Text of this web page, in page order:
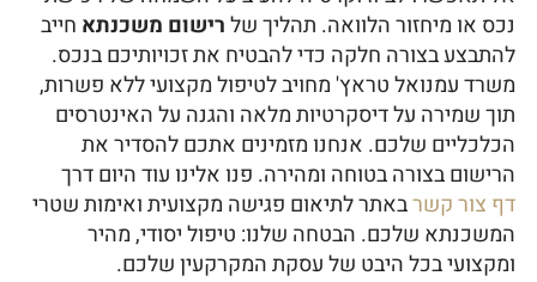
נכס או מיחזור הלוואה. תהליך שלרישום משכנתא חייב
להתבצע בצורה חלקה כדי להבטיח את זכויותיכם בנכס.
משרד עמנואל טראץ' מחויב לטיפול מקצועי ללא פשרות,
תוך שמירה על דיסקרטיות מלאה והגנה על האינטרסים
הכלכליים שלכם. אנחנו מזמינים אתכם להסדיר את
הרישום בצורה בטוחה ומהירה. פנו אלינו עוד היום דרך
דף צור קשרבאתר לתיאום פגישה מקצועית ואימות שטרי
המשכנתא שלכם. הבטחה שלנו: טיפול יסודי, מהיר
ומקצועי בכל היבט של עסקת המקרקעין שלכם.